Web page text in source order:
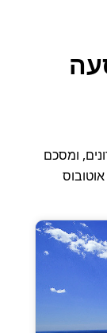
האחרונים, ומסכם